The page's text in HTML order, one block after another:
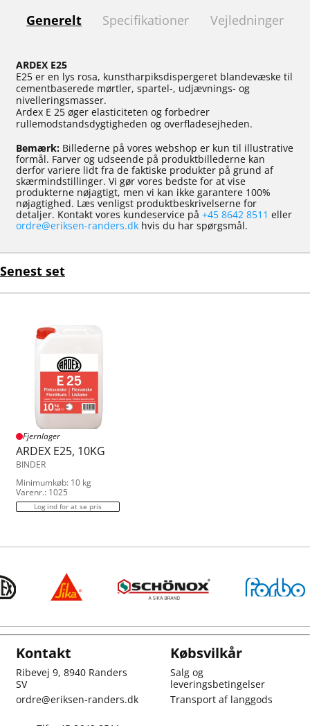
Generelt Specifikationer Vejledninger
ARDEX E25
E25 er en lys rosa, kunstharpiksdispergeret blandevæske til
cementbaserede mørtler, spartel-, udjævnings- og
nivelleringsmasser.
Ardex E 25 øger elasticiteten og forbedrer
rullemodstandsdygtigheden og overfladesejheden.
Bemærk: Billederne på vores webshop er kun til illustrative
formål. Farver og udseende på produktbillederne kan
derfor variere lidt fra de faktiske produkter på grund af
skærmindstillinger. Vi gør vores bedste for at vise
produkterne nøjagtigt, men vi kan ikke garantere 100%
nøjagtighed. Læs venligst produktbeskrivelserne for
detaljer. Kontakt vores kundeservice på +45 8642 8511 eller
ordre@eriksen-randers.dk hvis du har spørgsmål.
Senest set
Fjernlager
ARDEX E25, 10KG
BINDER
Minimumkøb: 10 kg
Varenr.: 1025
Log ind for at se pris
Kontakt
Ribevej 9, 8940 Randers
SV
ordre@eriksen-randers.dk
Købsvilkår
Salg og
leveringsbetingelser
Transport af langgods